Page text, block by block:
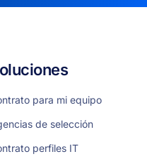
para mi equipo
de selección
perfiles IT